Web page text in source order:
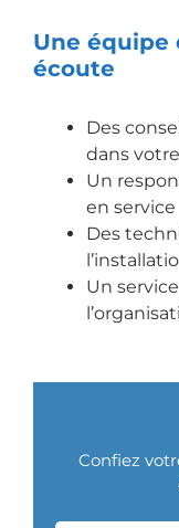
Une équipe
écoute
Des
dans
Un
en service
Des
Un
Confiez